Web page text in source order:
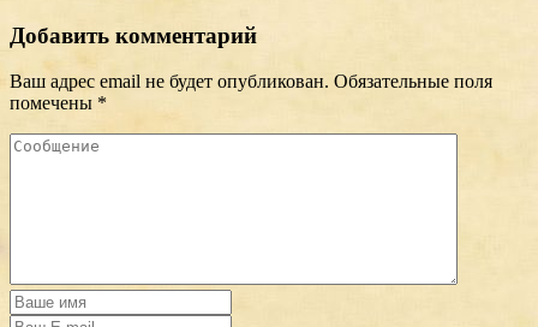
Добавить комментарий
Ваш адрес email не будет опубликован. Обязательные поля
помечены *